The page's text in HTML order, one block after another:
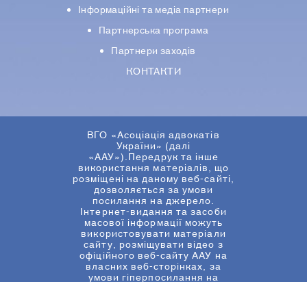
Iнформацiйнi та медіа партнери
Партнерська програма
Партнери заходів
КОНТАКТИ
ВГО «Асоціація адвокатів
України» (далі
«ААУ»).Передрук та інше
використання матеріалів, що
розміщені на даному веб-сайті,
дозволяється за умови
посилання на джерело.
Інтернет-видання та засоби
масової інформації можуть
використовувати матеріали
сайту, розміщувати відео з
офіційного веб-сайту ААУ на
власних веб-сторінках, за
умови гіперпосилання на